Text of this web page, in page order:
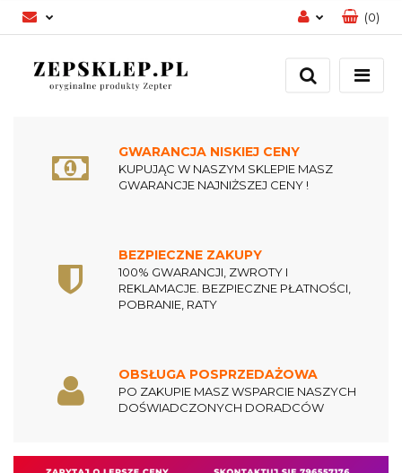
Zaloguj się
Zarejestruj się
(0)
GWARANCJA NISKIEJ CENY
KUPUJĄC W NASZYM SKLEPIE MASZ
GWARANCJE NAJNIŻSZEJ CENY !
BEZPIECZNE ZAKUPY
100% GWARANCJI, ZWROTY I
REKLAMACJE. BEZPIECZNE PŁATNOŚCI,
POBRANIE, RATY
OBSŁUGA POSPRZEDAŻOWA
PO ZAKUPIE MASZ WSPARCIE NASZYCH
DOŚWIADCZONYCH DORADCÓW